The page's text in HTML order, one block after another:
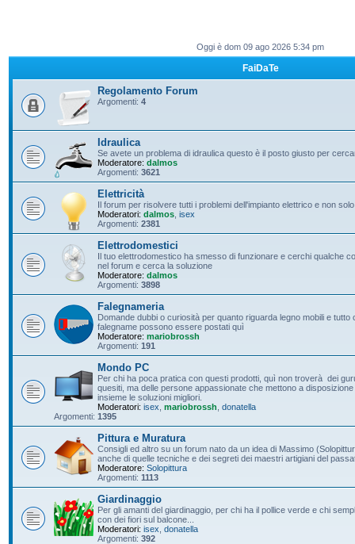
Oggi è dom 09 ago 2026 5:34 pm
FaiDaTe
Regolamento Forum
Argomenti: 4
Idraulica
Se avete un problema di idraulica questo è il posto giusto per
Moderatore: dalmos
Argomenti: 3621
Elettricità
Il forum per risolvere tutti i problemi dell'impianto elettrico e non solo
Moderatori: dalmos isex
Argomenti: 2381
Elettrodomestici
Il tuo elettrodomestico ha smesso di funzionare e cerchi qualche
nel forum e cerca la soluzione
Moderatore: dalmos
Argomenti: 3898
Falegnameria
Domande dubbi o curiosità per quanto riguarda legno mobili e tutto
falegname possono essere postati quì
Moderatore: mariobrossh
Argomenti: 191
Mondo PC
Per chi ha poca pratica con questi prodotti, quì non troverà dei
quesiti, ma delle persone appassionate che mettono a
insieme le soluzioni migliori.
Moderatori: isex mariobrossh donatella
Argomenti: 1395
Pittura e Muratura
Consigli ed altro su un forum nato da un idea di Massimo
anche di quelle tecniche e dei segreti dei maestri artigiani del
Moderatore: Solopittura
Argomenti: 1113
Giardinaggio
Per gli amanti del giardinaggio, per chi ha il pollice verde e chi
con dei fiori sul balcone...
Moderatori: isex donatella
Argomenti: 392